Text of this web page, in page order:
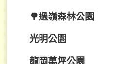
🌳過嶺森林公園
光明公園
龍岡萬坪公園